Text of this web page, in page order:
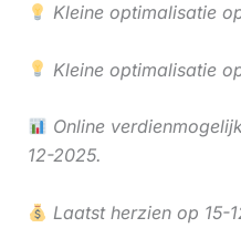
Kleine optimalisatie
Kleine optimalisatie
Online
12-2025.
Laatst herzien op 15-